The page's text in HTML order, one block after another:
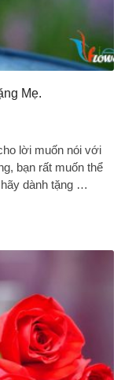
Mẹ.
lời muốn nói với
bạn rất muốn thể
dành tặng …